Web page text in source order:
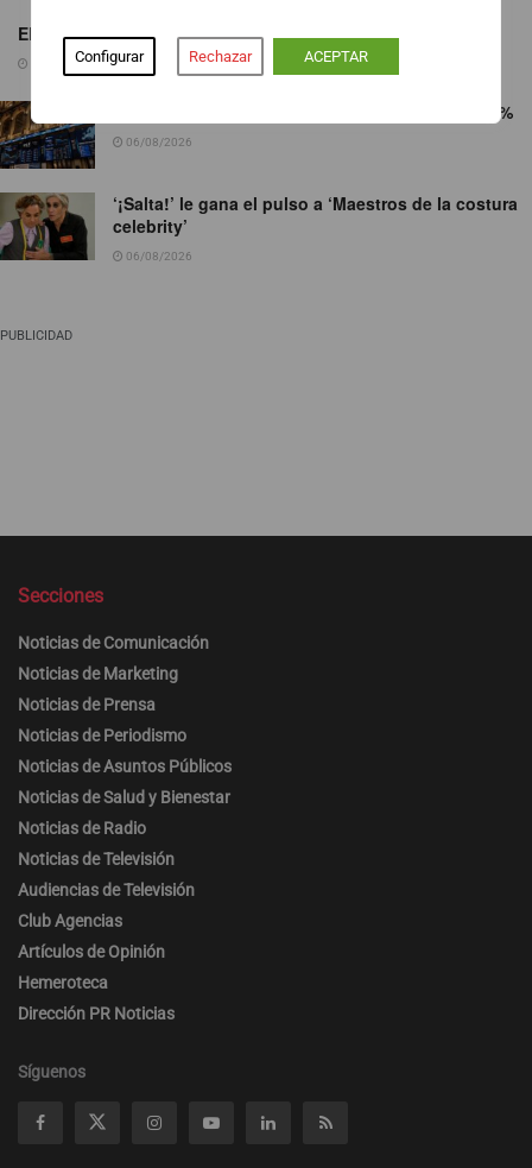
Configurar Rechazar ACEPTAR
EL ICÓNICO GINGER 7 SE VISTE DE ROSA
06/08/2026
El Ibex 35 arranca la sesión con subidas del 0,5%
06/08/2026
‘¡Salta!’ le gana el pulso a ‘Maestros de la costura
celebrity’
06/08/2026
PUBLICIDAD
Secciones
Noticias de Comunicación
Noticias de Marketing
Noticias de Prensa
Noticias de Periodismo
Noticias de Asuntos Públicos
Noticias de Salud y Bienestar
Noticias de Radio
Noticias de Televisión
Audiencias de Televisión
Club Agencias
Artículos de Opinión
Hemeroteca
Dirección PR Noticias
Síguenos